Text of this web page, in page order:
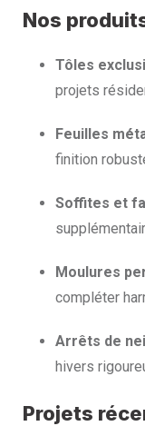
Nos
Tôles
projets
Feuilles
finition
Soffites et
Moulures
compléter
Arrêts de
hivers
Projets